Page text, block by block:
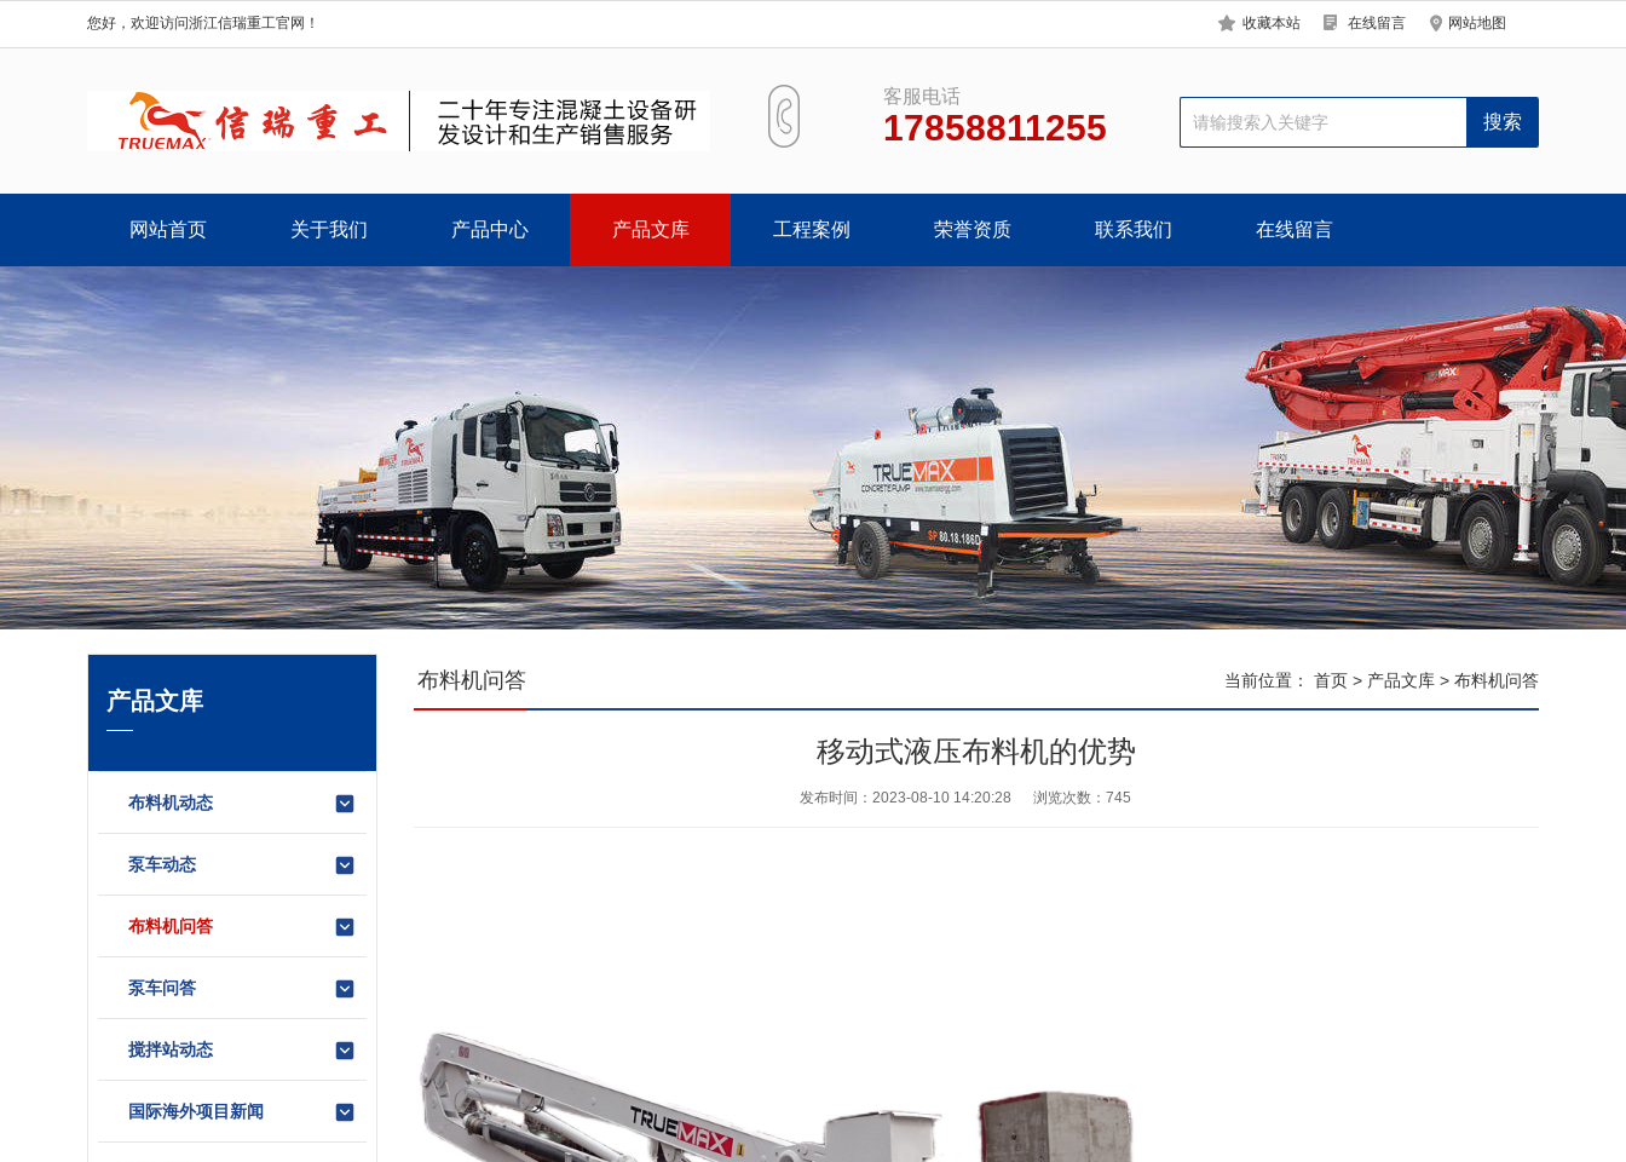
您好，欢迎访问浙江信瑞重工官网！ 收藏本站 在线留言 网站地图
客服电话
17858811255
网站首页 关于我们 产品中心 产品文库 工程案例 荣誉资质 联系我们 在线留言
产品文库
布料机动态
泵车动态
布料机问答
泵车问答
搅拌站动态
国际海外项目新闻
当前位置： 首页 > 产品文库 > 布料机问答
布料机问答
移动式液压布料机的优势
发布时间：2023-08-10 14:20:28 浏览次数： 745